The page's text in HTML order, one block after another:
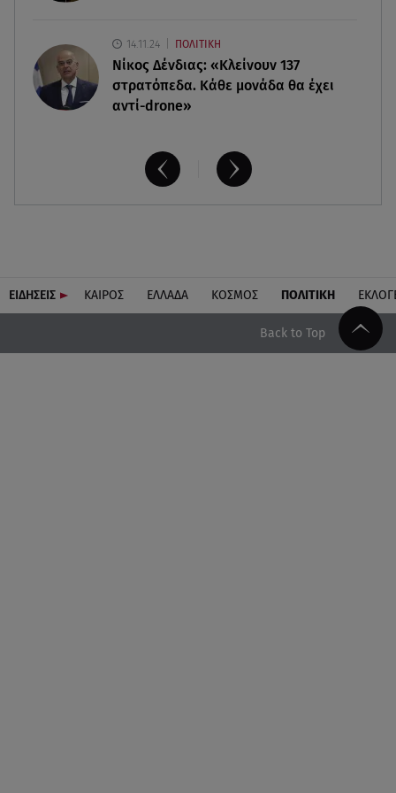
14.11.24 ΠΟΛΙΤΙΚΗ
Νίκος Δένδιας: «Κλείνουν 137
στρατόπεδα. Kάθε μονάδα θα έχει
αντί-drone»
ΕΙΔΗΣΕΙΣ ΚΑΙΡΟΣ ΕΛΛΑΔΑ ΚΟΣΜΟΣ ΠΟΛΙΤΙΚΗ
Back to Top